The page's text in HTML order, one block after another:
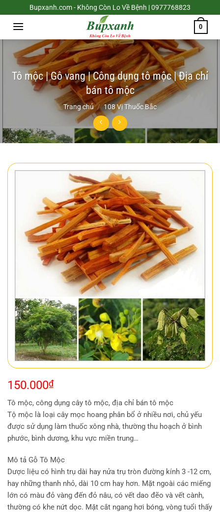
đến
dung
Bupxanh.com - Không Còn Lo Về Bệnh | 0977768823
0
Tô mộc | Gô vang | Công dụng tô mộc | Địa chỉ
bán tô mộc
Trang chủ / 108 Vị Thuốc Bắc
150.000₫
Tô mộc, công dụng cây tô mộc, địa chỉ bán tô mộc
Tộ mộc là loại cây mọc hoang phân bổ ở nhiều nơi, chủ yếu
được sử dụng làm thuốc xông nhà, thường thu hoạch ở bình
phước, bình dương, khu vực miền trung…
Mô tả Gỗ Tô Mộc
Dược liệu có hình trụ dài hay nửa trụ tròn đường kính 3 -12 cm,
hay những thanh nhỏ, dài 10 cm hay hơn. Mặt ngoài các miếng
lớn có màu đỏ vàng đến đỏ nâu, có vết dao đẽo và vết cành,
thường có khe nứt dọc. Mặt cắt ngang hơi bóng, vòng tuổi thấy